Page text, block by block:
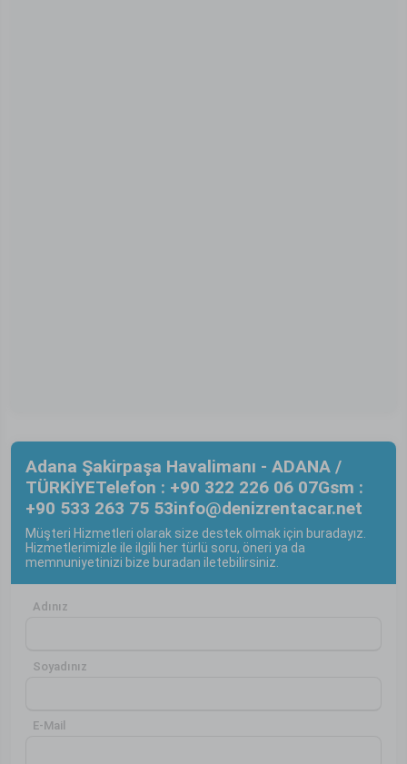
Adana Şakirpaşa Havalimanı - ADANA /
TÜRKİYETelefon : +90 322 226 06 07Gsm :
+90 533 263 75 53info@denizrentacar.net
Müşteri Hizmetleri olarak size destek olmak için buradayız.
Hizmetlerimizle ile ilgili her türlü soru, öneri ya da
memnuniyetinizi bize buradan iletebilirsiniz.
Adınız
Soyadınız
E-Mail